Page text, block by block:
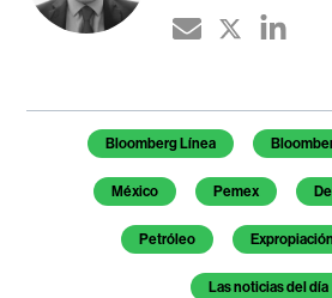
Temas de este artículo
Bloomberg Línea
México Pemex
Petróleo
Las noticias del día